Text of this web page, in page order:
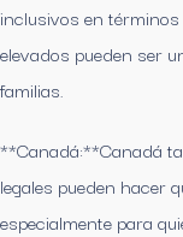
inclusivos en
elevados pueden ser
familias.
**Canadá:**Canadá
legales pueden hacer
especialmente para